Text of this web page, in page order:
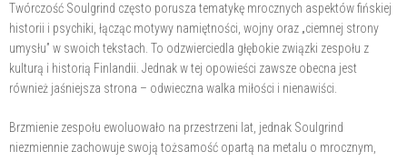
Twórczość Soulgrind często porusza tematykę mrocznych aspektów fińskiej
historii i psychiki, łącząc motywy namiętności, wojny oraz „ciemnej strony
umysłu” w swoich tekstach. To odzwierciedla głębokie związki zespołu z
kulturą i historią Finlandii. Jednak w tej opowieści zawsze obecna jest
również jaśniejsza strona – odwieczna walka miłości i nienawiści.
Brzmienie zespołu ewoluowało na przestrzeni lat, jednak Soulgrind
niezmiennie zachowuje swoją tożsamość opartą na metalu o mrocznym,